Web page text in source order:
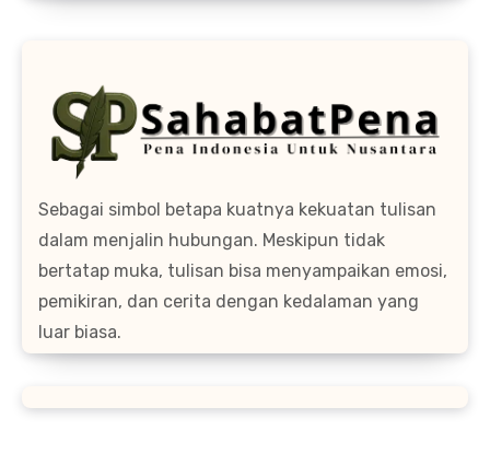
Sebagai simbol betapa kuatnya kekuatan tulisan
dalam menjalin hubungan. Meskipun tidak
bertatap muka, tulisan bisa menyampaikan emosi,
pemikiran, dan cerita dengan kedalaman yang
luar biasa.